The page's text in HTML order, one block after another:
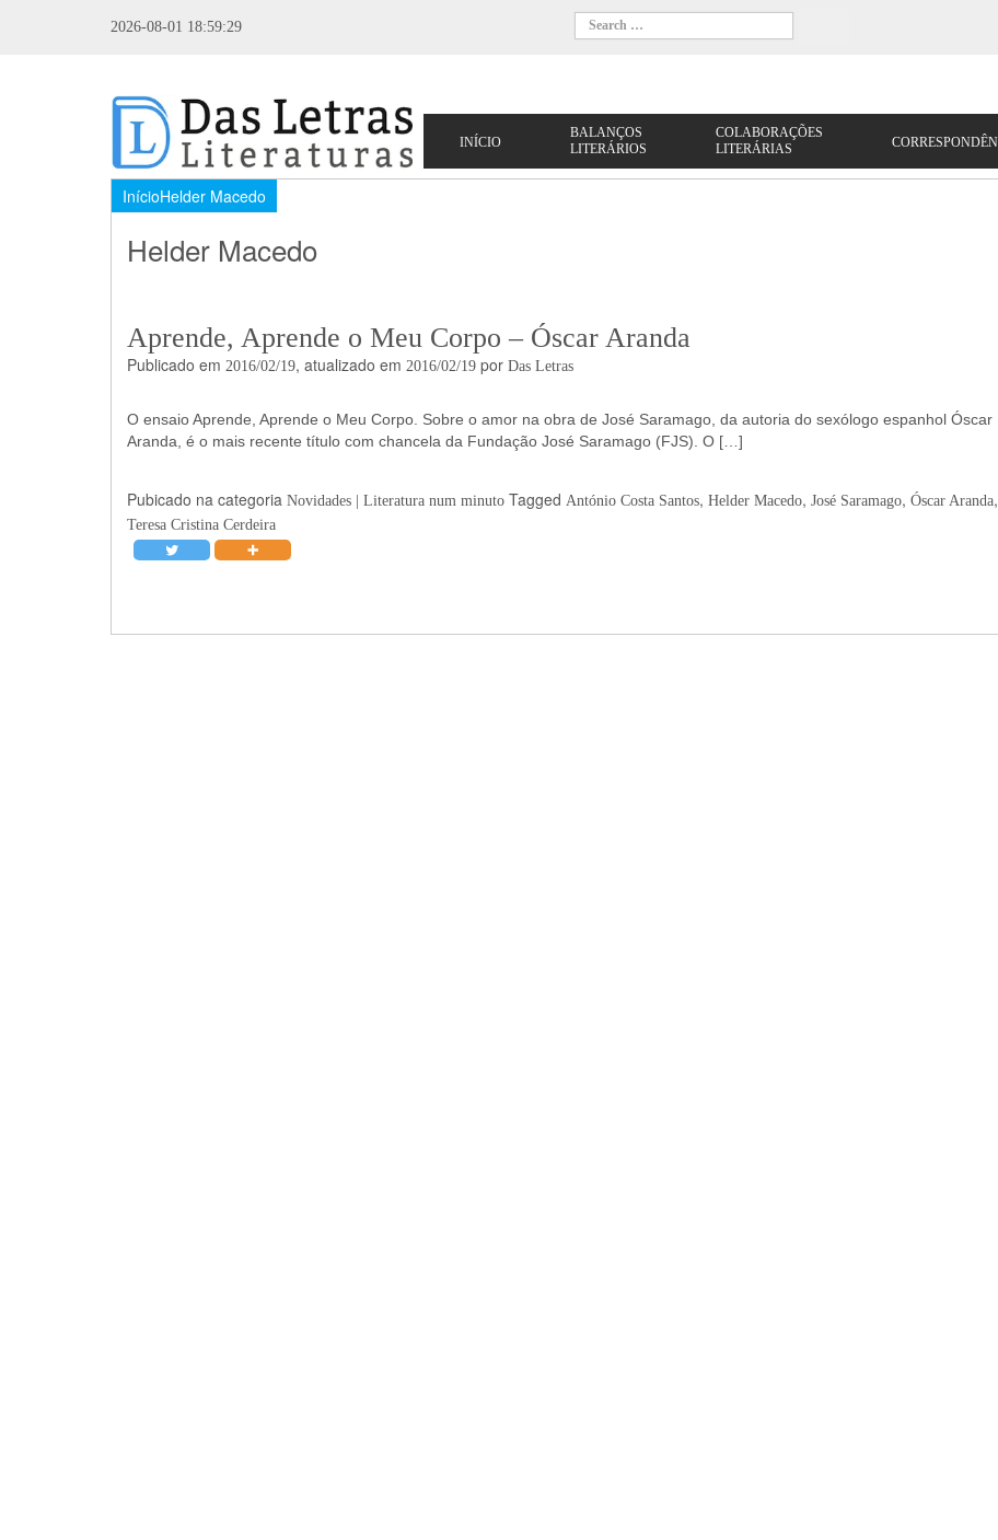
2026-08-01 18:59:29
InícioHelder Macedo
Helder Macedo
Aprende, Aprende o Meu Corpo – Óscar Aranda
Publicado em 2016/02/19, atualizado em 2016/02/19por Das Letras
O ensaio Aprende, Aprende o Meu Corpo. Sobre o amor na obra de José Saramago, da autoria do sexólogo espanhol Óscar
Aranda, é o mais recente título com chancela da Fundação José Saramago (FJS). O […]
Pubicado na categoria Novidades | Literatura num minuto Tagged António Costa Santos, Helder Macedo, José Saramago, Óscar Aranda,
Teresa Cristina Cerdeira